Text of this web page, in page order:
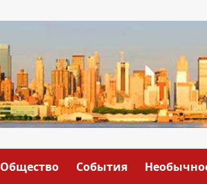
Общество События